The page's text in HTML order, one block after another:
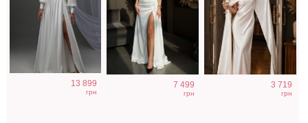
13 899
грн
7 499
грн
3 719
грн
Коричневая
классическая
шелковая майка
Элегантное
длинное черное
Голубое
нарядное